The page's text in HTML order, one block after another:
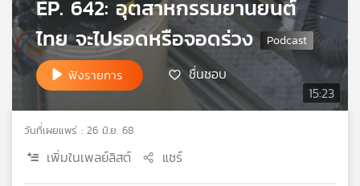
บี
เอส
แผนที่
เครือ
15:23
EP. 642: อุตสาหกรรมยานยนต์
ไทย จะไปรอดหรือจอดร่วง
ฟังรายการ ชื่นชอบ
วันที่เผยแพร่ : 26 มิ.ย. 68
เพิ่มในเพลย์ลิสต์ แชร์